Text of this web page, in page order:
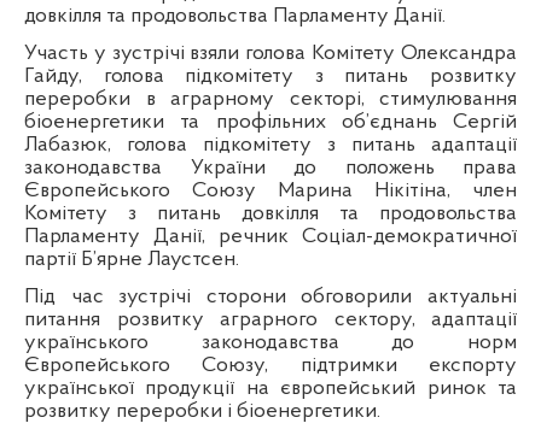
довкілля та продовольства Парламенту Данії.
Участь у зустрічі взяли голова Комітету Олександра
Гайду, голова підкомітету з питань розвитку
переробки в аграрному секторі, стимулювання
біоенергетики та профільних об’єднань Сергій
Лабазюк, голова підкомітету з питань адаптації
законодавства України до положень права
Європейського Союзу Марина Нікітіна, член
Комітету з питань довкілля та продовольства
Парламенту Данії, речник Соціал-демократичної
партії Б’ярне Лаустсен.
Під час зустрічі сторони обговорили актуальні
питання розвитку аграрного сектору, адаптації
українського законодавства до норм
Європейського Союзу, підтримки експорту
української продукції на європейський ринок та
розвитку переробки і біоенергетики.